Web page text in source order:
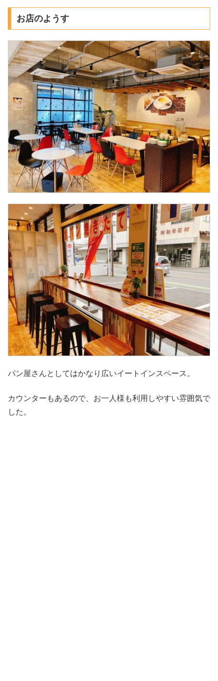
お店のようす
パン屋さんとしてはかなり広いイートインスペース。
カウンターもあるので、お一人様も利用しやすい雰囲気で
した。